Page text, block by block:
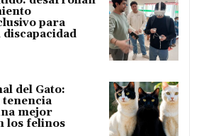
para
del Gato:
tenencia
mejor
los felinos